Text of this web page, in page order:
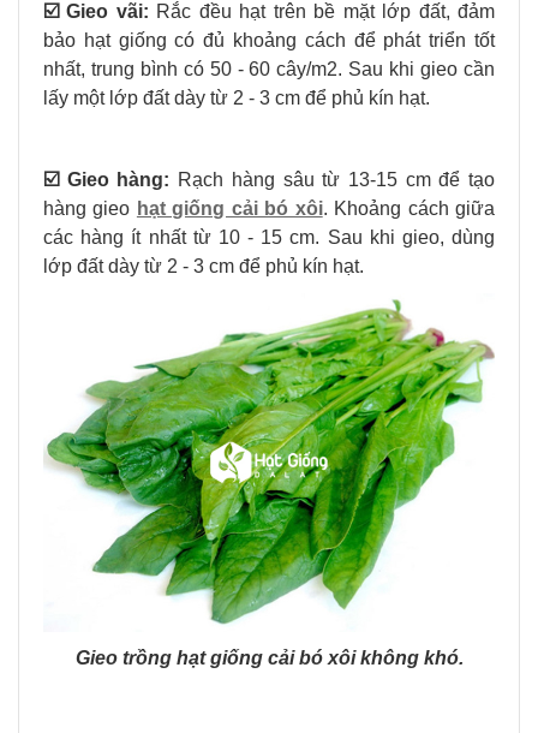
☑️ Gieo vãi: Rắc đều hạt trên bề mặt lớp đất, đảm
bảo hạt giống có đủ khoảng cách để phát triển tốt
nhất, trung bình có 50 - 60 cây/m2. Sau khi gieo cần
lấy một lớp đất dày từ 2 - 3 cm để phủ kín hạt.
☑️ Gieo hàng: Rạch hàng sâu từ 13-15 cm để tạo
hàng gieo hạt giống cải bó xôi. Khoảng cách giữa
các hàng ít nhất từ 10 - 15 cm. Sau khi gieo, dùng
lớp đất dày từ 2 - 3 cm để phủ kín hạt.
Gieo trồng hạt giống cải bó xôi không khó.